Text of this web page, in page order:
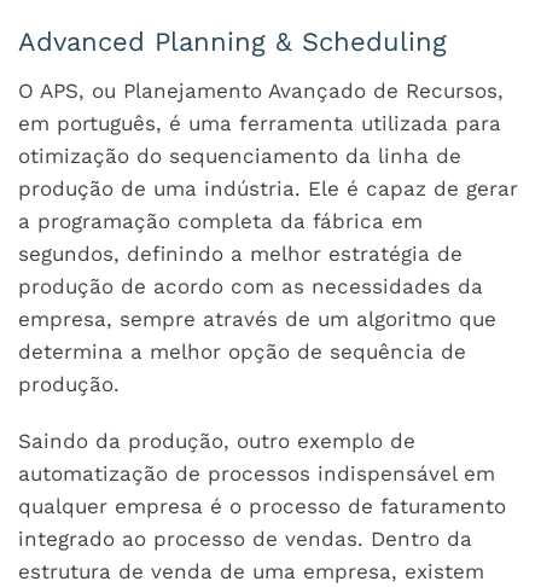
Advanced Planning & Scheduling
O APS, ou Planejamento Avançado de Recursos,
em português, é uma ferramenta utilizada para
otimização do sequenciamento da linha de
produção de uma indústria. Ele é capaz de gerar
a programação completa da fábrica em
segundos, definindo a melhor estratégia de
produção de acordo com as necessidades da
empresa, sempre através de um algoritmo que
determina a melhor opção de sequência de
produção.
Saindo da produção, outro exemplo de
automatização de processos indispensável em
qualquer empresa é o processo de faturamento
integrado ao processo de vendas. Dentro da
estrutura de venda de uma empresa, existem